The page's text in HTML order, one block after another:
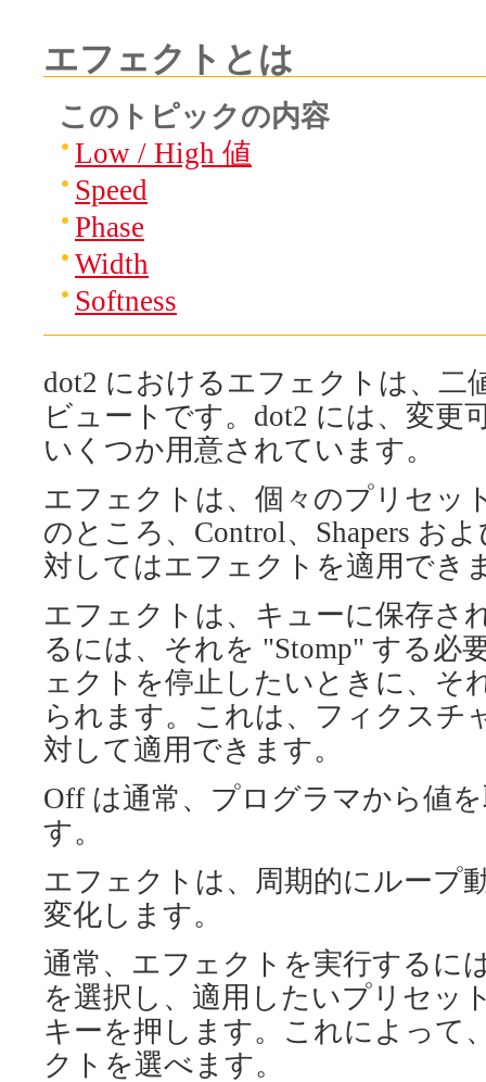
エフェクトとは
このトピックの内容
Low / High 値
Speed
Phase
Width
Softness
dot2 におけるエフェクトは、二
ビュートです。dot2 には、変更
いくつか用意されています。
エフェクトは、個々のプリセッ
のところ、Control、Shapers お
対してはエフェクトを適用でき
エフェクトは、キューに保存さ
るには、それを "Stomp" する必
ェクトを停止したいときに、そ
られます。これは、フィクスチ
対して適用できます。
Off は通常、プログラマから値
す。
エフェクトは、周期的にループ
変化します。
通常、エフェクトを実行するに
を選択し、適用したいプリセッ
キーを押します。これによって
クトを選べます。